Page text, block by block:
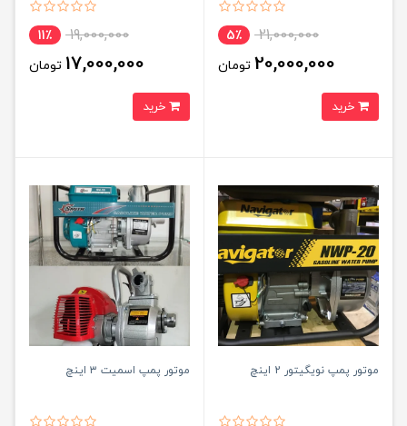
21,000,000 5٪
20,000,000 تومان
19,000,000 11٪
17,000,000 تومان
موتور پمپ نویگیتور 2 اینچ موتور پمپ اسمیت ۳ اینچ